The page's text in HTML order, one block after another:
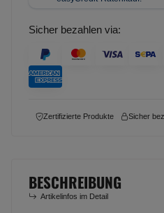
Sicher bezahlen via:
Zertifizierte Produkte Sicher
BESCHREIBUNG
Artikelinfos im Detail